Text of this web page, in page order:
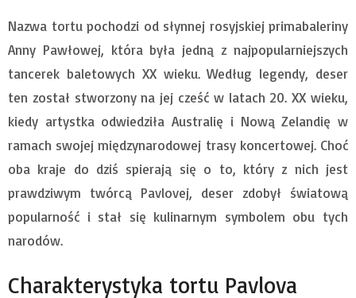
Nazwa tortu pochodzi od słynnej rosyjskiej primabaleriny
Anny Pawłowej, która była jedną z najpopularniejszych
tancerek baletowych XX wieku. Według legendy, deser
ten został stworzony na jej cześć w latach 20. XX wieku,
kiedy artystka odwiedziła Australię i Nową Zelandię w
ramach swojej międzynarodowej trasy koncertowej. Choć
oba kraje do dziś spierają się o to, który z nich jest
prawdziwym twórcą Pavlovej, deser zdobył światową
popularność i stał się kulinarnym symbolem obu tych
narodów.
Charakterystyka tortu Pavlova